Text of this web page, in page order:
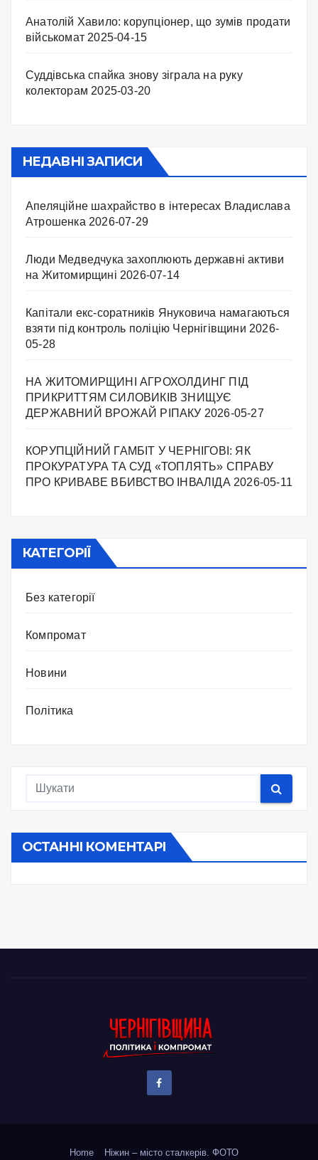
Анатолій Хавило: корупціонер, що зумів продати
військомат 2025-04-15
Суддівська спайка знову зіграла на руку
колекторам 2025-03-20
НЕДАВНІ ЗАПИСИ
Апеляційне шахрайство в інтересах Владислава
Атрошенка 2026-07-29
Люди Медведчука захоплюють державні активи
на Житомирщині 2026-07-14
Капітали екс-соратників Януковича намагаються
взяти під контроль поліцію Чернігівщини 2026-
05-28
НА ЖИТОМИРЩИНІ АГРОХОЛДИНГ ПІД
ПРИКРИТТЯМ СИЛОВИКІВ ЗНИЩУЄ
ДЕРЖАВНИЙ ВРОЖАЙ РІПАКУ ​ 2026-05-27
КОРУПЦІЙНИЙ ГАМБІТ У ЧЕРНІГОВІ: ЯК
ПРОКУРАТУРА ТА СУД «ТОПЛЯТЬ» СПРАВУ
ПРО КРИВАВЕ ВБИВСТВО ІНВАЛІДА 2026-05-11
КАТЕГОРІЇ
Без категорії
Компромат
Новини
Політика
ОСТАННІ КОМЕНТАРІ
Home Ніжин – місто сталкерів. ФОТО